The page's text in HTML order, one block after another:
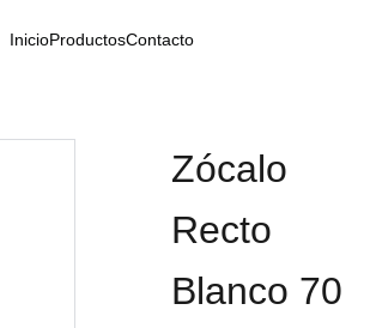
InicioProductosContacto
Zócalo
Recto
Blanco 70